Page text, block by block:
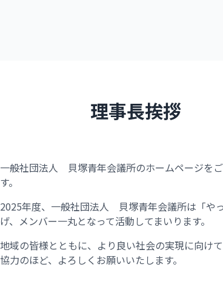
理事長挨拶
一般社団法人 貝塚青年会議所のホームページを
す。
2025年度、一般社団法人 貝塚青年会議所は「や
げ、メンバー一丸となって活動してまいります。
地域の皆様とともに、より良い社会の実現に向け
協力のほど、よろしくお願いいたします。